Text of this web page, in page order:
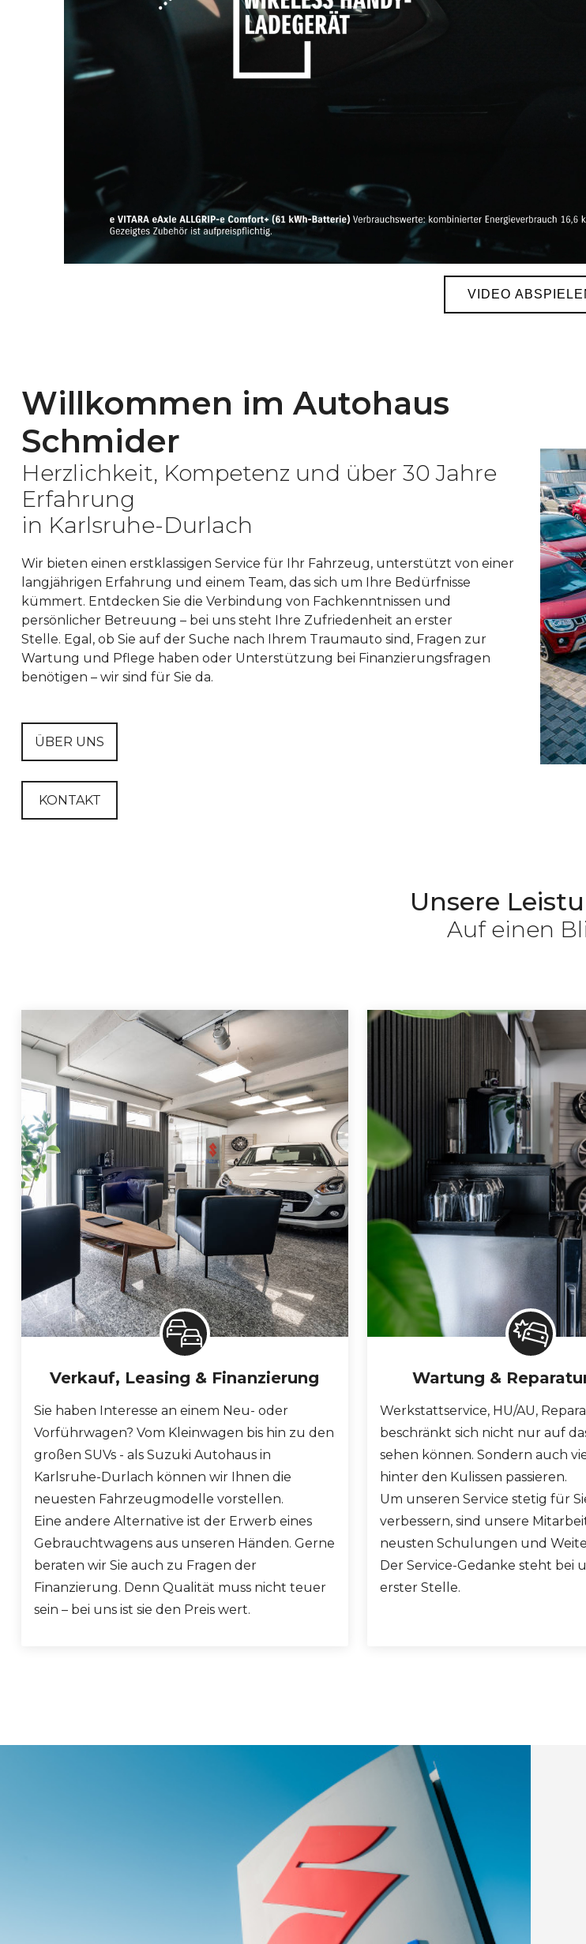
VIDEO
Willkommen im Autohaus
Schmider
Herzlichkeit, Kompetenz und über 30 Jahre
Erfahrung
in Karlsruhe-Durlach
Wir bieten einen erstklassigen Service für Ihr Fahrzeug, unterstützt von einer
langjährigen Erfahrung und einem Team, das sich um Ihre Bedürfnisse
kümmert. Entdecken Sie die Verbindung von Fachkenntnissen und
persönlicher Betreuung – bei uns steht Ihre Zufriedenheit an erster
Stelle. Egal, ob Sie auf der Suche nach Ihrem Traumauto sind, Fragen zur
Wartung und Pflege haben oder Unterstützung bei Finanzierungsfragen
benötigen – wir sind für Sie da.
ÜBER UNS
KONTAKT
Unsere
Auf einen
Verkauf, Leasing & Finanzierung
Sie haben Interesse an einem Neu- oder
Vorführwagen? Vom Kleinwagen bis hin zu den
großen SUVs - als Suzuki Autohaus in
Karlsruhe-Durlach können wir Ihnen die
neuesten Fahrzeugmodelle vorstellen.
Eine andere Alternative ist der Erwerb eines
Gebrauchtwagens aus unseren Händen. Gerne
beraten wir Sie auch zu Fragen der
Finanzierung. Denn Qualität muss nicht teuer
sein – bei uns ist sie den Preis wert.
Wartung &
Werkstattservice, HU/AU,
beschränkt sich nicht nur auf
sehen können. Sondern auch
hinter den Kulissen passieren.
Um unseren Service stetig für
verbessern, sind unsere
neusten Schulungen und
Der Service-Gedanke steht bei
erster Stelle.